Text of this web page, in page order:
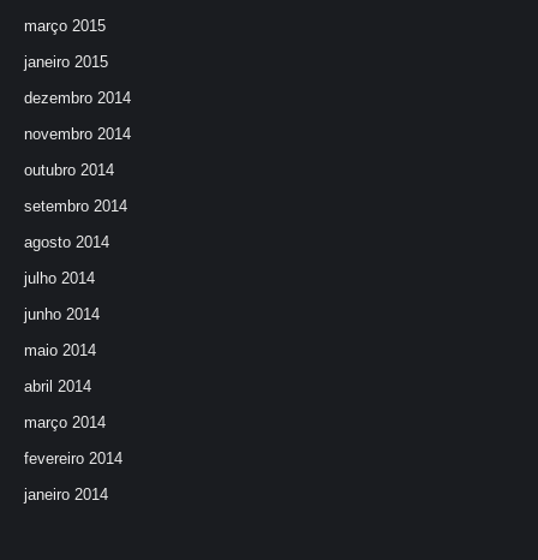
março 2015
janeiro 2015
dezembro 2014
novembro 2014
outubro 2014
setembro 2014
agosto 2014
julho 2014
junho 2014
maio 2014
abril 2014
março 2014
fevereiro 2014
janeiro 2014